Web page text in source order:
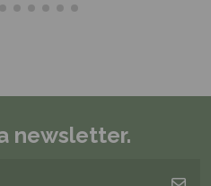
newsletter.